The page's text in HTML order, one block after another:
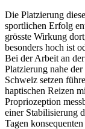
Die Platzierung
sportlichen Erfolg
grösste Wirkung
besonders hoch ist
Bei der Arbeit an
Platzierung nahe
Schweiz setzen
haptischen Reizen
Propriozeption
einer Stabilisierung
Tagen